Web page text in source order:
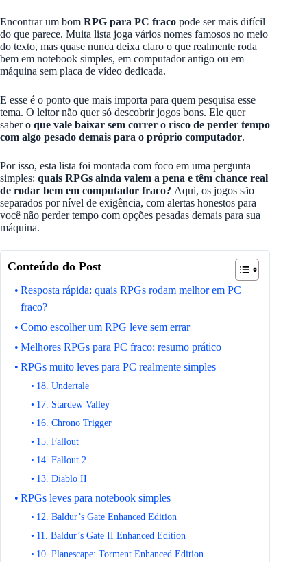
Encontrar um bom RPG para PC fraco pode ser mais difícil
do que parece. Muita lista joga vários nomes famosos no meio
do texto, mas quase nunca deixa claro o que realmente roda
bem em notebook simples, em computador antigo ou em
máquina sem placa de vídeo dedicada.
E esse é o ponto que mais importa para quem pesquisa esse
tema. O leitor não quer só descobrir jogos bons. Ele quer
sabero que vale baixar sem correr o risco de perder tempo
com algo pesado demais para o próprio computador.
Por isso, esta lista foi montada com foco em uma pergunta
simples: quais RPGs ainda valem a pena e têm chance real
de rodar bem em computador fraco? Aqui, os jogos são
separados por nível de exigência, com alertas honestos para
você não perder tempo com opções pesadas demais para sua
máquina.
Conteúdo do Post
Resposta rápida: quais RPGs rodam melhor em PC
fraco?
Como escolher um RPG leve sem errar
Melhores RPGs para PC fraco: resumo prático
RPGs muito leves para PC realmente simples
18. Undertale
17. Stardew Valley
16. Chrono Trigger
15. Fallout
14. Fallout 2
13. Diablo II
RPGs leves para notebook simples
12. Baldur’s Gate Enhanced Edition
11. Baldur’s Gate II Enhanced Edition
10. Planescape: Torment Enhanced Edition